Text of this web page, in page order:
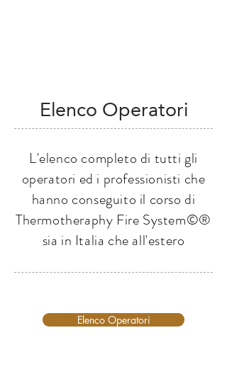
Elenco Operatori
L'elenco completo di tutti gli
operatori ed i professionisti che
hanno conseguito il corso di
Thermotheraphy Fire System©®
sia in Italia che all'estero
Elenco Operatori